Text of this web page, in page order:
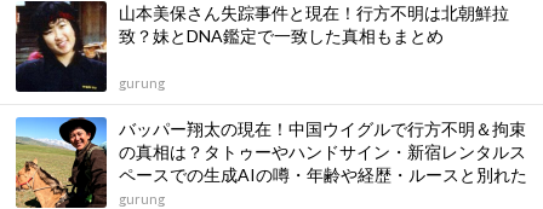
山本美保さん失踪事件と現在！行方不明は北朝鮮拉
致？妹とDNA鑑定で一致した真相もまとめ
gurung
バッパー翔太の現在！中国ウイグルで行方不明＆拘束
の真相は？タトゥーやハンドサイン・新宿レンタルス
ペースでの生成AIの噂・年齢や経歴・ルースと別れた
理由もまとめ
gurung